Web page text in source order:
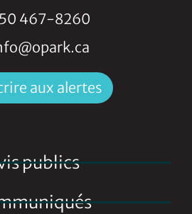
467-8260
aux alertes
publics